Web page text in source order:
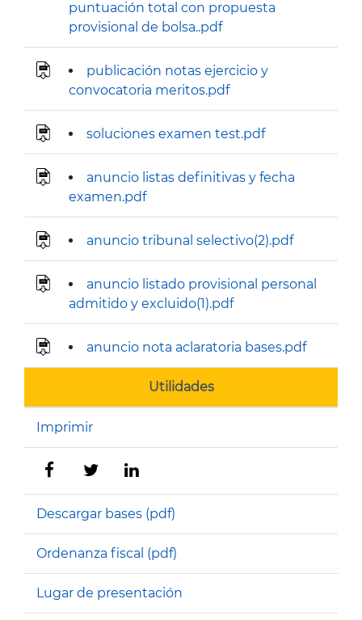
puntuación total con propuesta
provisional de bolsa..pdf
publicación notas ejercicio y
convocatoria meritos.pdf
soluciones examen test.pdf
anuncio listas definitivas y fecha
examen.pdf
anuncio tribunal selectivo(2).pdf
anuncio listado provisional personal
admitido y excluido(1).pdf
anuncio nota aclaratoria bases.pdf
Utilidades
Imprimir
Descargar bases (pdf)
Ordenanza fiscal (pdf)
Lugar de presentación